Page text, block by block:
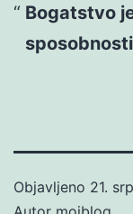
Bogatstvo
Objavljeno 21.